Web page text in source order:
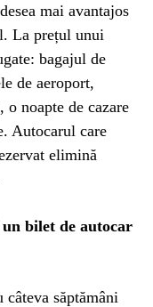
mai avantajos
La prețul unui
bagajul de
de aeroport,
noapte de cazare
Autocarul care
elimină
bilet de autocar
câteva săptămâni